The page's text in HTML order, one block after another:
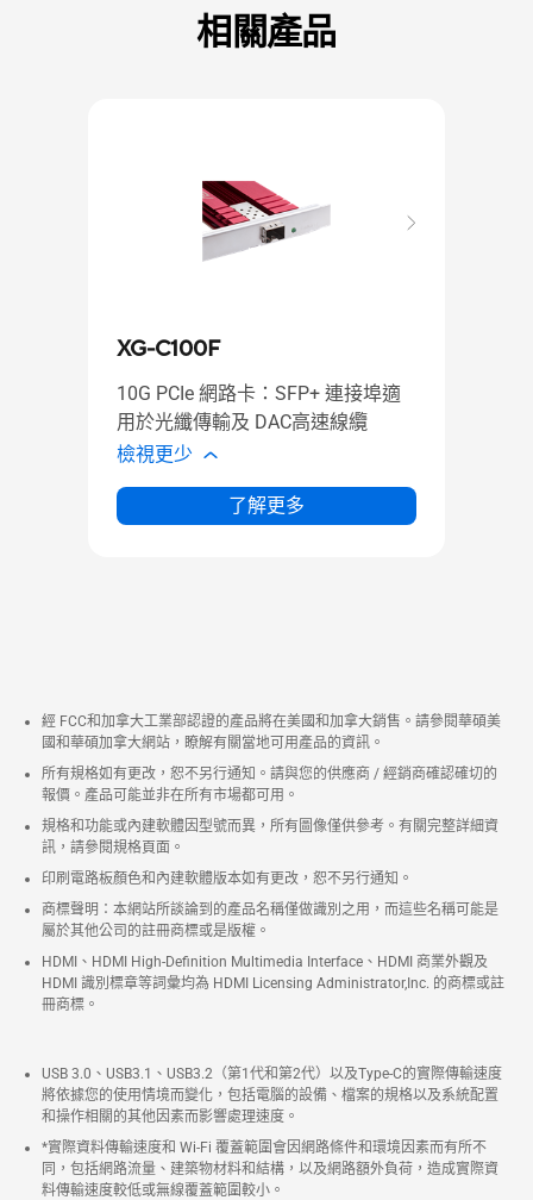
相關產品
XG-C100F
10G PCIe 網路卡：SFP+ 連接埠適
用於光纖傳輸及 DAC高速線纜
檢視更少
了解更多
經 FCC和加拿大工業部認證的產品將在美國和加拿大銷售。請參閱華碩美
國和華碩加拿大網站，瞭解有關當地可用產品的資訊。
所有規格如有更改，恕不另行通知。請與您的供應商 / 經銷商確認確切的
報價。產品可能並非在所有市場都可用。
規格和功能或內建軟體因型號而異，所有圖像僅供參考。有關完整詳細資
訊，請參閱規格頁面。
印刷電路板顏色和內建軟體版本如有更改，恕不另行通知。
商標聲明：本網站所談論到的產品名稱僅做識別之用，而這些名稱可能是
屬於其他公司的註冊商標或是版權。
HDMI、HDMI High-Definition Multimedia Interface、HDMI 商業外觀及
HDMI 識別標章等詞彙均為 HDMI Licensing Administrator,Inc. 的商標或註
冊商標。
USB 3.0、USB3.1、USB3.2（第1代和第2代）以及Type-C的實際傳輸速度
將依據您的使用情境而變化，包括電腦的設備、檔案的規格以及系統配置
和操作相關的其他因素而影響處理速度。
*實際資料傳輸速度和 Wi-Fi 覆蓋範圍會因網路條件和環境因素而有所不
同，包括網路流量、建築物材料和結構，以及網路額外負荷，造成實際資
料傳輸速度較低或無線覆蓋範圍較小。